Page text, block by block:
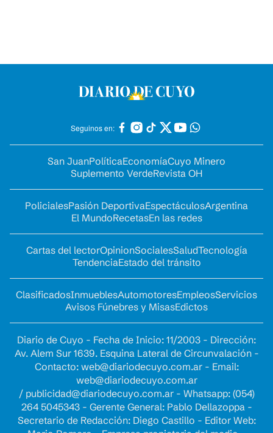
Seguinos en:
San JuanPolíticaEconomíaCuyo Minero
Suplemento VerdeRevista OH
PolicialesPasión DeportivaEspectáculosArgentina
El MundoRecetasEn las redes
Cartas del lectorOpinionSocialesSaludTecnología
TendenciaEstado del tránsito
ClasificadosInmueblesAutomotoresEmpleosServicios
Avisos Fúnebres y MisasEdictos
Diario de Cuyo - Fecha de Inicio: 11/2003 - Dirección:
Av. Alem Sur 1639. Esquina Lateral de Circunvalación -
Contacto: web@diariodecuyo.com.ar- Email:
web@diariodecuyo.com.ar
/ publicidad@diariodecuyo.com.ar- Whatsapp: (054)
264 5045343 - Gerente General: Pablo Dellazoppa -
Secretario de Redacción: Diego Castillo - Editor Web: